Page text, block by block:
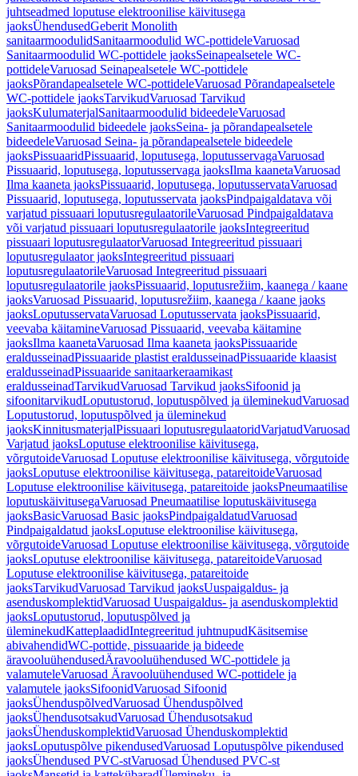
juhtseadmed loputuse elektroonilise käivitusega
jaoksÜhendusedGeberit Monolith
sanitaarmoodulidSanitaarmoodulid WC-pottideleVaruosad
Sanitaarmoodulid WC-pottidele jaoksSeinapealsetele WC-
pottideleVaruosad Seinapealsetele WC-pottidele
jaoksPõrandapealsetele WC-pottideleVaruosad Põrandapealsetele
WC-pottidele jaoksTarvikudVaruosad Tarvikud
jaoksKulumaterjalSanitaarmoodulid bideedeleVaruosad
Sanitaarmoodulid bideedele jaoksSeina- ja põrandapealsetele
bideedeleVaruosad Seina- ja põrandapealsetele bideedele
jaoksPissuaaridPissuaarid, loputusega, loputusservagaVaruosad
Pissuaarid, loputusega, loputusservaga jaoksIlma kaanetaVaruosad
Ilma kaaneta jaoksPissuaarid, loputusega, loputusservataVaruosad
Pissuaarid, loputusega, loputusservata jaoksPindpaigaldatava või
varjatud pissuaari loputusregulaatorileVaruosad Pindpaigaldatava
või varjatud pissuaari loputusregulaatorile jaoksIntegreeritud
pissuaari loputusregulaatorVaruosad Integreeritud pissuaari
loputusregulaator jaoksIntegreeritud pissuaari
loputusregulaatorileVaruosad Integreeritud pissuaari
loputusregulaatorile jaoksPissuaarid, loputusrežiim, kaanega / kaane
jaoksVaruosad Pissuaarid, loputusrežiim, kaanega / kaane jaoks
jaoksLoputusservataVaruosad Loputusservata jaoksPissuaarid,
veevaba käitamineVaruosad Pissuaarid, veevaba käitamine
jaoksIlma kaanetaVaruosad Ilma kaaneta jaoksPissuaaride
eraldusseinadPissuaaride plastist eraldusseinadPissuaaride klaasist
eraldusseinadPissuaaride sanitaarkeraamikast
eraldusseinadTarvikudVaruosad Tarvikud jaoksSifoonid ja
sifoonitarvikudLoputustorud, loputuspõlved ja üleminekudVaruosad
Loputustorud, loputuspõlved ja üleminekud
jaoksKinnitusmaterjalPissuaari loputusregulaatoridVarjatudVaruosad
Varjatud jaoksLoputuse elektroonilise käivitusega,
võrgutoideVaruosad Loputuse elektroonilise käivitusega, võrgutoide
jaoksLoputuse elektroonilise käivitusega, patareitoideVaruosad
Loputuse elektroonilise käivitusega, patareitoide jaoksPneumaatilise
loputuskäivitusegaVaruosad Pneumaatilise loputuskäivitusega
jaoksBasicVaruosad Basic jaoksPindpaigaldatudVaruosad
Pindpaigaldatud jaoksLoputuse elektroonilise käivitusega,
võrgutoideVaruosad Loputuse elektroonilise käivitusega, võrgutoide
jaoksLoputuse elektroonilise käivitusega, patareitoideVaruosad
Loputuse elektroonilise käivitusega, patareitoide
jaoksTarvikudVaruosad Tarvikud jaoksUuspaigaldus- ja
asenduskomplektidVaruosad Uuspaigaldus- ja asenduskomplektid
jaoksLoputustorud, loputuspõlved ja
üleminekudKatteplaadidIntegreeritud juhtnupudKäsitsemise
abivahendidWC-pottide, pissuaaride ja bideede
äravooluühendusedÄravooluühendused WC-pottidele ja
valamuteleVaruosad Äravooluühendused WC-pottidele ja
valamutele jaoksSifoonidVaruosad Sifoonid
jaoksÜhenduspõlvedVaruosad Ühenduspõlved
jaoksÜhendusotsakudVaruosad Ühendusotsakud
jaoksÜhenduskomplektidVaruosad Ühenduskomplektid
jaoksLoputuspõlve pikendusedVaruosad Loputuspõlve pikendused
jaoksÜhendused PVC-stVaruosad Ühendused PVC-st